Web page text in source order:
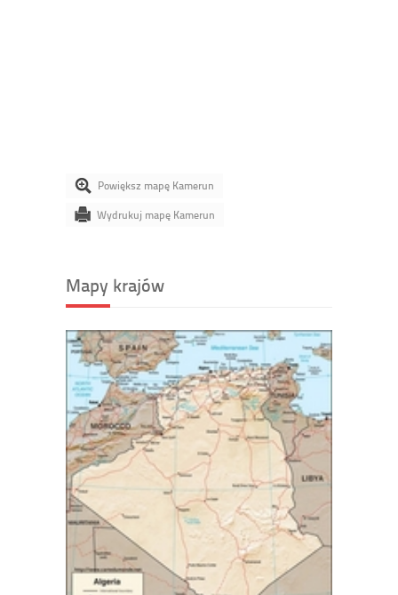
Powiększ mapę Kamerun
Wydrukuj mapę Kamerun
Mapy krajów